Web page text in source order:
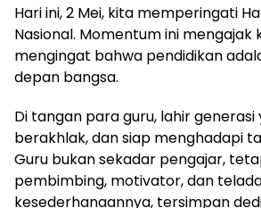
Hari ini, 2 Mei, kita memperingati
Nasional. Momentum ini mengajak
mengingat bahwa pendidikan
depan bangsa.
Di tangan para guru, lahir generasi
berakhlak, dan siap menghadapi
Guru bukan sekadar pengajar,
pembimbing, motivator, dan
kesederhanaannya, tersimpan